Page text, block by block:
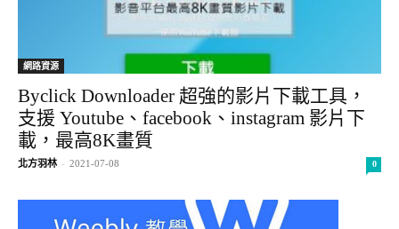
網路資源
Byclick Downloader 超強的影片下載工具，
支援 Youtube、facebook、instagram 影片下
載，最高8K畫質
北方羽林 - 2021-07-08 0